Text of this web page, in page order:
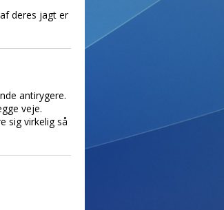
deres jagt er
antirygere.
veje.
sig virkelig så